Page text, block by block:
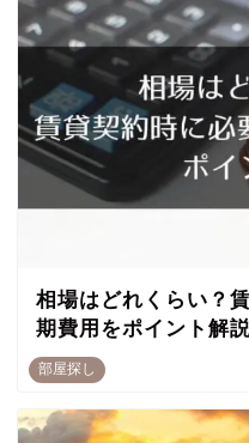
部屋探し
相場はどれくらい？
期費用をポイント解